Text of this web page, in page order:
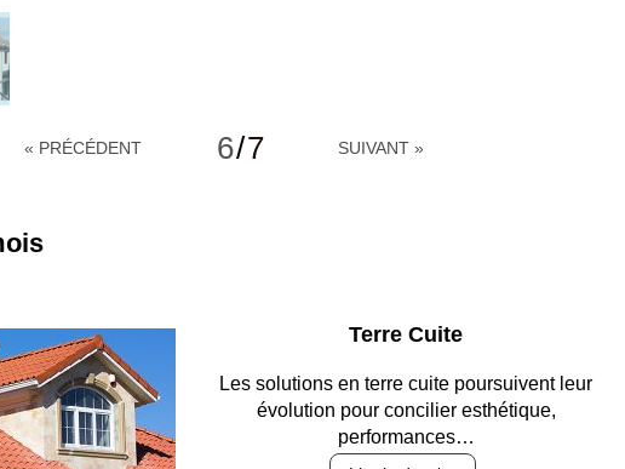
« PRÉCÉDENT 6/7 SUIVANT »
Parking et garages
Entre circulation, sécurisation des accès, durabilité
des revêtements et intégration…
Lire le dossier